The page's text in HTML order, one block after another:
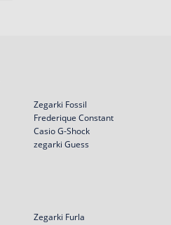
Zegarki Fossil
Frederique Constant
Casio G-Shock
zegarki Guess
Zegarki Furla